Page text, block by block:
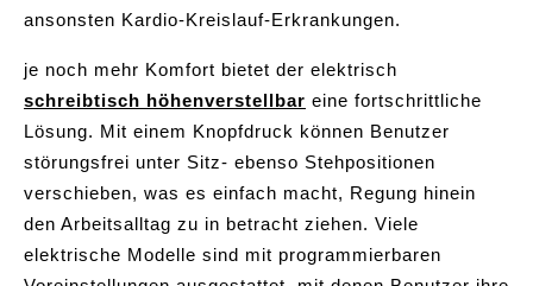
ansonsten Kardio-Kreislauf-Erkrankungen.
je noch mehr Komfort bietet der elektrisch
schreibtisch höhenverstellbar eine fortschrittliche
Lösung. Mit einem Knopfdruck können Benutzer
störungsfrei unter Sitz- ebenso Stehpositionen
verschieben, was es einfach macht, Regung hinein
den Arbeitsalltag zu in betracht ziehen. Viele
elektrische Modelle sind mit programmierbaren